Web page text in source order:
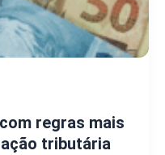
regras mais
tributária